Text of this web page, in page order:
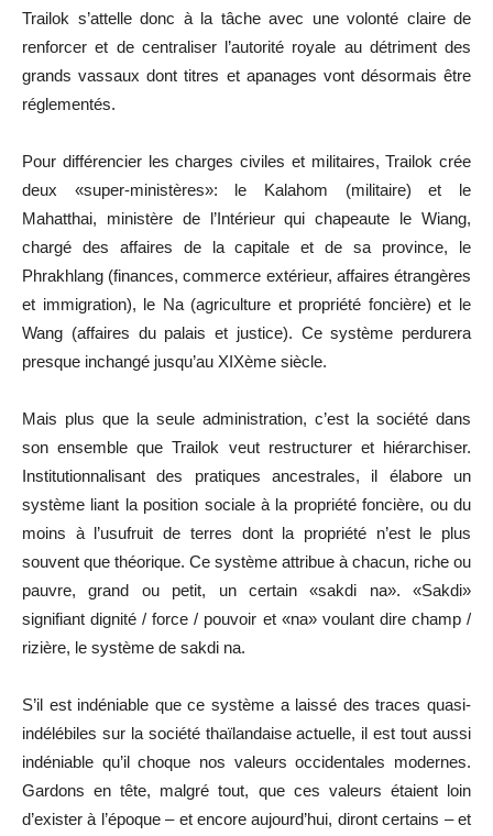
Trailok s’attelle donc à la tâche avec une volonté claire de
renforcer et de centraliser l’autorité royale au détriment des
grands vassaux dont titres et apanages vont désormais être
réglementés.
Pour différencier les charges civiles et militaires, Trailok crée
deux «super-ministères»: le Kalahom (militaire) et le
Mahatthai, ministère de l’Intérieur qui chapeaute le Wiang,
chargé des affaires de la capitale et de sa province, le
Phrakhlang (finances, commerce extérieur, affaires étrangères
et immigration), le Na (agriculture et propriété foncière) et le
Wang (affaires du palais et justice). Ce système perdurera
presque inchangé jusqu’au XIXème siècle.
Mais plus que la seule administration, c’est la société dans
son ensemble que Trailok veut restructurer et hiérarchiser.
Institutionnalisant des pratiques ancestrales, il élabore un
système liant la position sociale à la propriété foncière, ou du
moins à l’usufruit de terres dont la propriété n’est le plus
souvent que théorique. Ce système attribue à chacun, riche ou
pauvre, grand ou petit, un certain «sakdi na». «Sakdi»
signifiant dignité / force / pouvoir et «na» voulant dire champ /
rizière, le système de sakdi na.
S’il est indéniable que ce système a laissé des traces quasi-
indélébiles sur la société thaïlandaise actuelle, il est tout aussi
indéniable qu’il choque nos valeurs occidentales modernes.
Gardons en tête, malgré tout, que ces valeurs étaient loin
d’exister à l’époque – et encore aujourd’hui, diront certains – et